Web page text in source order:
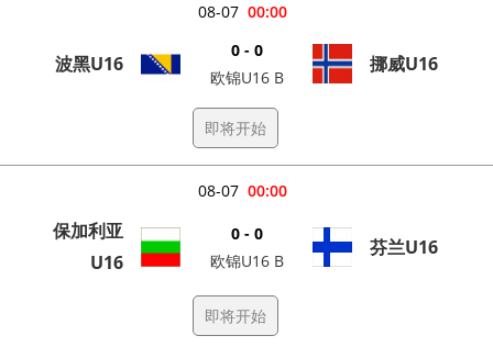
00:00
08-07
波黑U16
0 - 0
欧锦U16 B
挪威U16
即将开始
00:00
08-07
保加利亚
U16
0 - 0
欧锦U16 B
芬兰U16
即将开始